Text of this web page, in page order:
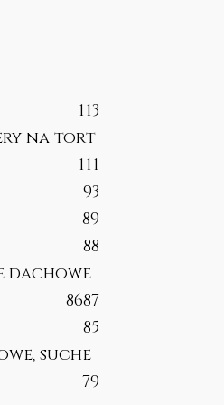
113
na tort
111
93
89
88
dachowe
87
86
85
suche
79